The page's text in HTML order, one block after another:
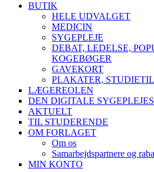
BUTIK
HELE UDVALGET
MEDICIN
SYGEPLEJE
DEBAT, LEDELSE,
KOGEBØGER
GAVEKORT
PLAKATER,
LÆGEREOLEN
DEN DIGITALE
AKTUELT
TIL STUDERENDE
OM FORLAGET
Om os
Samarbejdspartnere og
MIN KONTO